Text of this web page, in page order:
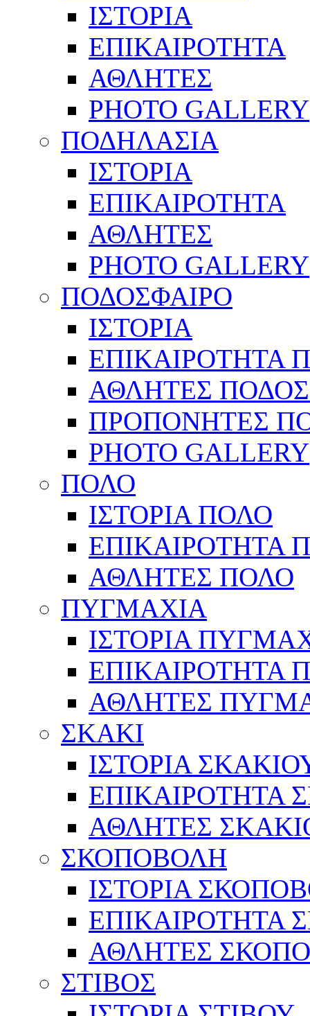
ΙΣΤΟΡΙΑ
ΕΠΙΚΑΙΡΟΤΗΤΑ
ΑΘΛΗΤΕΣ
PHOTO GALLERY
ΠΟΔΗΛΑΣΙΑ
ΙΣΤΟΡΙΑ
ΕΠΙΚΑΙΡΟΤΗΤΑ
ΑΘΛΗΤΕΣ
PHOTO GALLERY
ΠΟΔΟΣΦΑΙΡΟ
ΙΣΤΟΡΙΑ
ΕΠΙΚΑΙΡΟΤΗΤΑ
ΑΘΛΗΤΕΣ
ΠΡΟΠΟΝΗΤΕΣ
PHOTO GALLERY
ΠΟΛΟ
ΙΣΤΟΡΙΑ ΠΟΛΟ
ΕΠΙΚΑΙΡΟΤΗΤΑ
ΑΘΛΗΤΕΣ ΠΟΛΟ
ΠΥΓΜΑΧΙΑ
ΙΣΤΟΡΙΑ
ΕΠΙΚΑΙΡΟΤΗΤΑ
ΑΘΛΗΤΕΣ
ΣΚΑΚΙ
ΙΣΤΟΡΙΑ
ΕΠΙΚΑΙΡΟΤΗΤΑ
ΑΘΛΗΤΕΣ
ΣΚΟΠΟΒΟΛΗ
ΙΣΤΟΡΙΑ
ΕΠΙΚΑΙΡΟΤΗΤΑ
ΑΘΛΗΤΕΣ
ΣΤΙΒΟΣ